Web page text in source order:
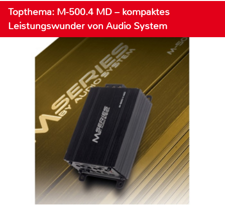
Topthema: M-500.4 MD – kompaktes
Leistungswunder von Audio System